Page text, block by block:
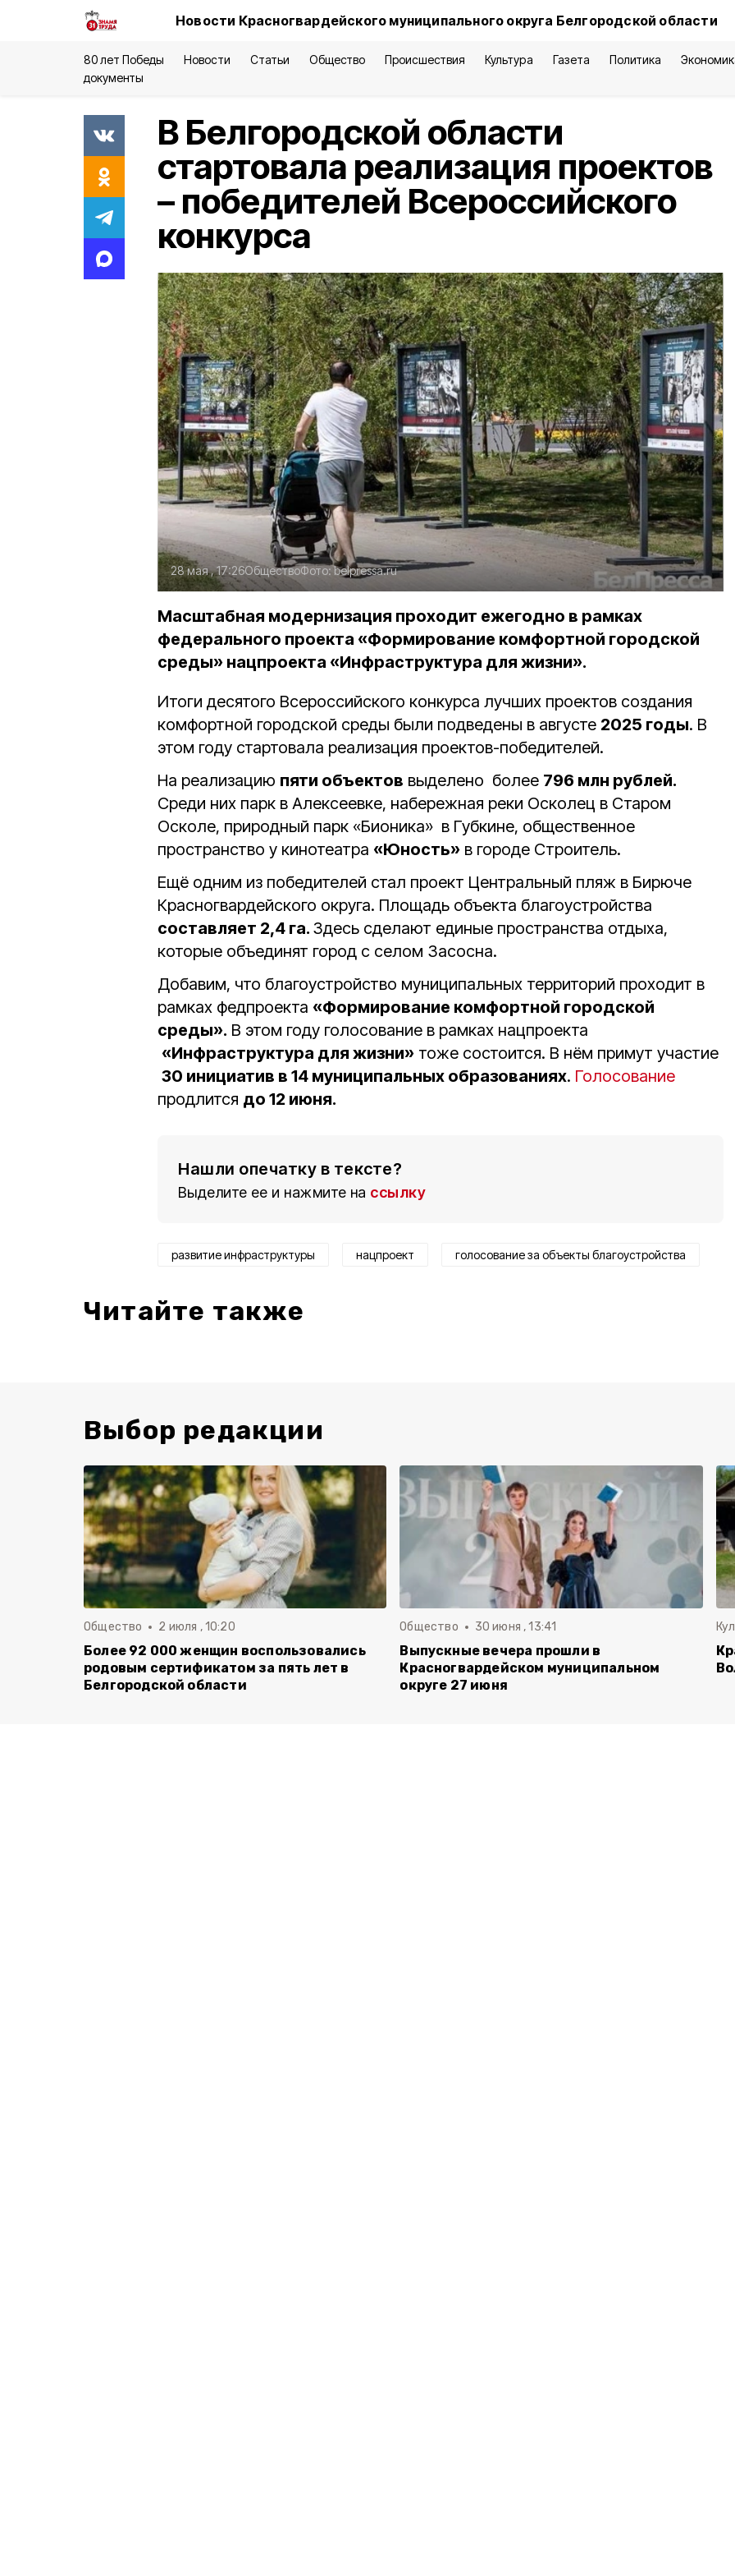
Новости Красногвардейского муниципального округа Белгородской области
80 лет Победы Новости Статьи Общество Происшествия Культура Газета Политика
документы
В Белгородской области
стартовала реализация проектов
– победителей Всероссийского
конкурса
28 мая , 17:26ОбществоФото:belpressa.ru
Масштабная модернизация проходит ежегодно в рамках
федерального проекта «Формирование комфортной городской
среды» нацпроекта «Инфраструктура для жизни».
Итоги десятого Всероссийского конкурса лучших проектов создания
комфортной городской среды были подведены в августе 2025 годы. В
этом году стартовала реализация проектов-победителей.
На реализацию пяти объектов выделено более 796 млн рублей.
Среди них парк в Алексеевке, набережная реки Осколец в Старом
Осколе, природный парк «Бионика» в Губкине, общественное
пространство у кинотеатра «Юность» в городе Строитель.
Ещё одним из победителей стал проект Центральный пляж в Бирюче
Красногвардейского округа. Площадь объекта благоустройства
составляет 2,4 га. Здесь сделают единые пространства отдыха,
которые объединят город с селом Засосна.
Добавим, что благоустройство муниципальных территорий проходит в
рамках федпроекта «Формирование комфортной городской
среды». В этом году голосование в рамках нацпроекта
«Инфраструктура для жизни» тоже состоится. В нём примут участие
30 инициатив в 14 муниципальных образованиях. Голосование
продлится до 12 июня.
Нашли опечатку в тексте?
Выделите ее и нажмите на ссылку
развитие инфраструктуры нацпроект голосование за объекты благоустройства
Читайте также
Выбор редакции
Общество 2 июля , 10:20
Более 92 000 женщин воспользовались
родовым сертификатом за пять лет в
Белгородской области
Общество 30 июня , 13:41
Выпускные вечера прошли в
Красногвардейском муниципальном
округе 27 июня